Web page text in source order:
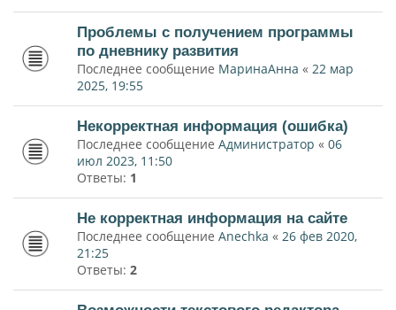
Проблемы с получением программы
по дневнику развития
Последнее сообщение МаринаАнна « 22 мар
2025, 19:55
Некорректная информация (ошибка)
Последнее сообщение Администратор « 06
июл 2023, 11:50
Ответы: 1
Не корректная информация на сайте
Последнее сообщение Anechka « 26 фев 2020,
21:25
Ответы: 2